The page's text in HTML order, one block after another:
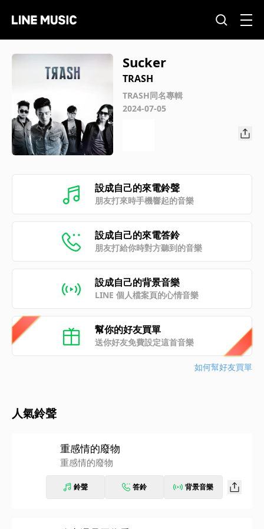
Sucker
TRASH
TRASH同名專輯
2024-07-05
設成自己的來電鈴聲
朋友打來時手機響起的音樂
設成自己的來電答鈴
朋友打給你時對方聽到的音樂
設成自己的背景音樂
LINE 個人檔案頁的心情音樂
幫你的好友買單
送你好友免費設定這首音樂
如何幫好友買單
人氣鈴聲
重感情的廢物
重感情的廢物
鈴聲 答鈴 背景音樂